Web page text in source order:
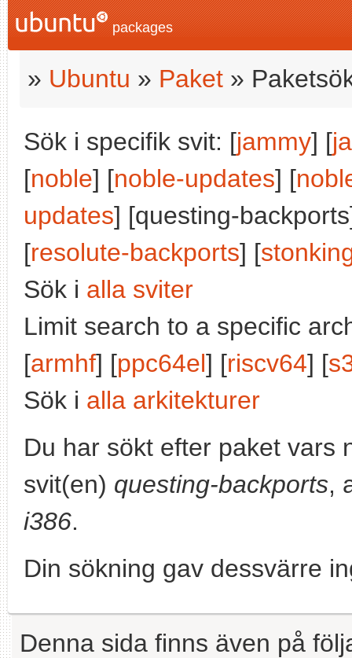
packages
» Ubuntu » Paket »
Sök i specifik svit: [jammy] [
[noble] [noble-updates] [
updates] [questing-
[resolute-backports] [
Sök i alla sviter
Limit search to a specific
[armhf] [ppc64el] [riscv64] [
Sök i alla arkitekturer
Du har sökt efter paket vars
svit(en) questing-backports,
i386.
Din sökning gav dessvärre
Denna sida finns även på